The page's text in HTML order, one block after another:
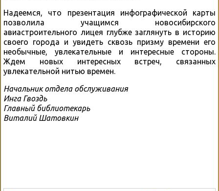
Надеемся, что презентация инфографической карты
позволила учащимся новосибирского
авиастроительного лицея глубже заглянуть в историю
своего города и увидеть сквозь призму времени его
необычные, увлекательные и интересные стороны.
Ждем новых интересных встреч, связанных
увлекательной нитью времен.
Начальник отдела обслуживания
Инга Гвоздь
Главный библиотекарь
Виталий Шатовкин